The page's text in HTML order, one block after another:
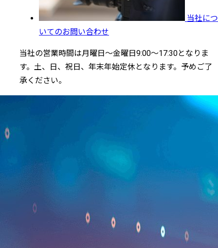
当社につ
いてのお問い合わせ
当社の営業時間は月曜日～金曜日9:00～17:30となりま
す。土、日、祝日、年末年始定休となります。予めご了
承ください。